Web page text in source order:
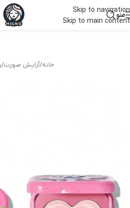
Skip to navigation
Skip to main content
منو
خانه/آرایش صورت/